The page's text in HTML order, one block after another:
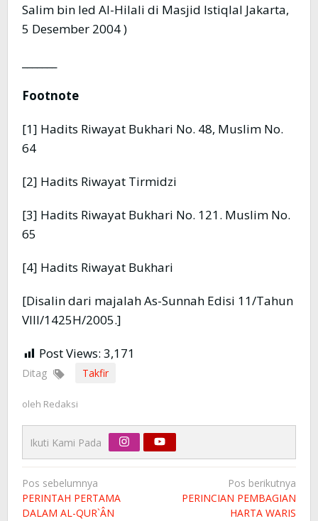
Salim bin Ied Al-Hilali di Masjid Istiqlal Jakarta,
5 Desember 2004 )
Footnote
[1] Hadits Riwayat Bukhari No. 48, Muslim No.
64
[2] Hadits Riwayat Tirmidzi
[3] Hadits Riwayat Bukhari No. 121. Muslim No.
65
[4] Hadits Riwayat Bukhari
[Disalin dari majalah As-Sunnah Edisi 11/Tahun
VIII/1425H/2005.]
Post Views: 3,171
Ditag Takfir
oleh Redaksi
Ikuti Kami Pada
Navigasi
pos
Pos sebelumnya
PERINTAH PERTAMA
DALAM AL-QUR`ÂN
Pos berikutnya
PERINCIAN PEMBAGIAN
HARTA WARIS